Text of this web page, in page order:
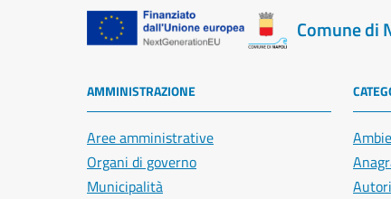
Comune di
AMMINISTRAZIONE
Aree amministrative
Organi di governo
Municipalità